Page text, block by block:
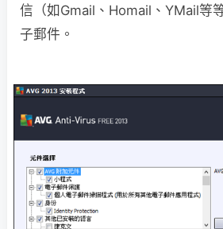
信（如Gmail、Homail、YMail等
子郵件。